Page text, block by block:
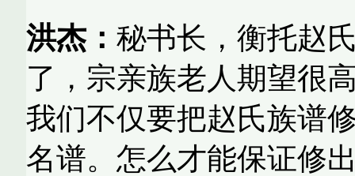
洪杰： 秘书长，衡托赵
了，宗亲族老人期望很
我们不仅要把赵氏族谱
名谱。怎么才能保证修